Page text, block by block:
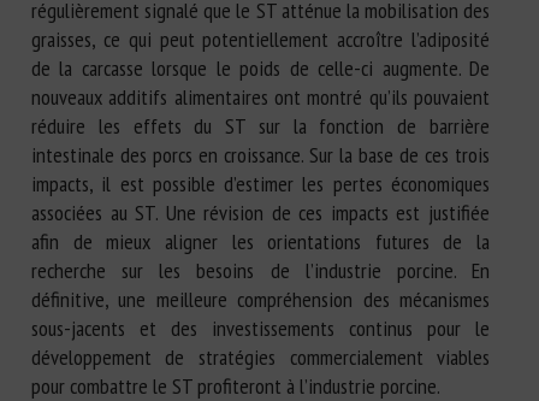
régulièrement signalé que le ST atténue la mobilisation des
graisses, ce qui peut potentiellement accroître l’adiposité
de la carcasse lorsque le poids de celle-ci augmente. De
nouveaux additifs alimentaires ont montré qu’ils pouvaient
réduire les effets du ST sur la fonction de barrière
intestinale des porcs en croissance. Sur la base de ces trois
impacts, il est possible d’estimer les pertes économiques
associées au ST. Une révision de ces impacts est justifiée
afin de mieux aligner les orientations futures de la
recherche sur les besoins de l’industrie porcine. En
définitive, une meilleure compréhension des mécanismes
sous-jacents et des investissements continus pour le
développement de stratégies commercialement viables
pour combattre le ST profiteront à l’industrie porcine.